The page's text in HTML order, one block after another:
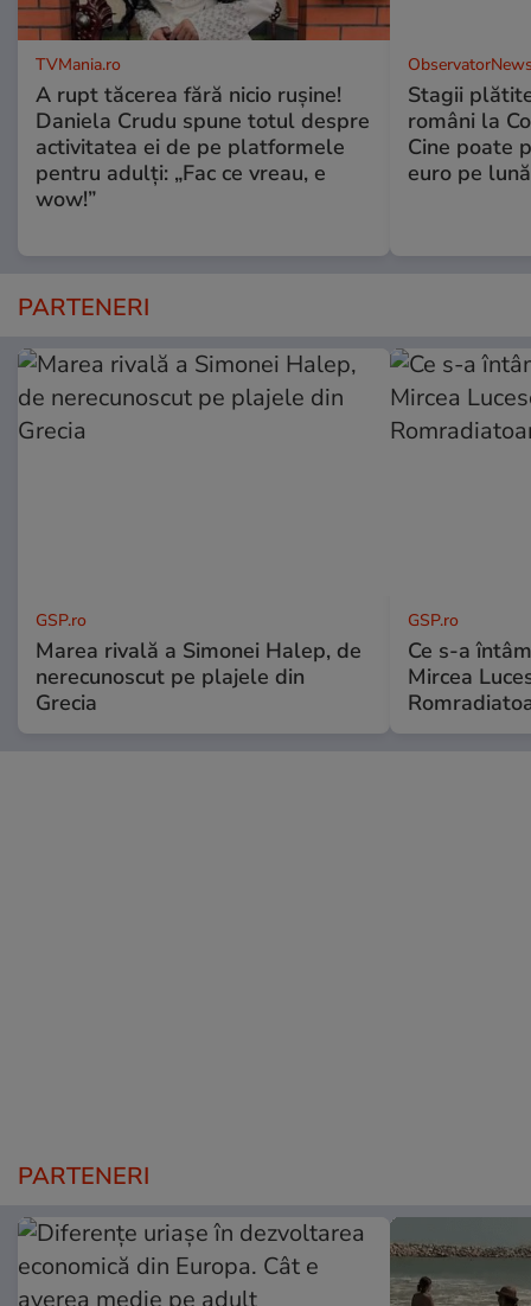
TVMania.ro
A rupt tăcerea fără nicio rușine!
Daniela Crudu spune totul despre
activitatea ei de pe platformele
pentru adulți: „Fac ce vreau, e
wow!”
Stagii
români la
Cine poate
euro pe lună
PARTENERI
GSP.ro
Marea rivală a Simonei Halep, de
nerecunoscut pe plajele din
Grecia
GSP.ro
Ce s-a
Mircea
PARTENERI